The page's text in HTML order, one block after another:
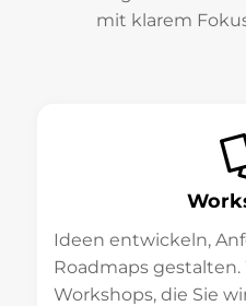
mit klarem
Ideen entwickeln,
Roadmaps
Workshops, die Sie